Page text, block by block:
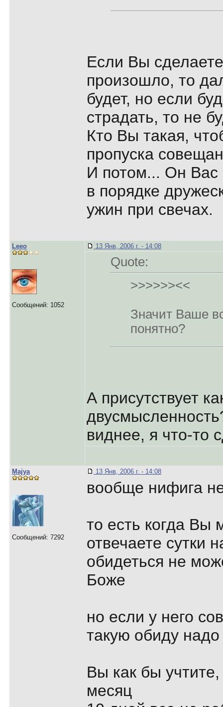
Если Вы
произошло, то
будет, но если
страдать, то не
Кто Вы такая,
пропуска
И потом... Он Вас
в порядке
ужин при свечах.
Leeo
Сообщений: 1052
13 Янв, 2006 г. - 14:08
Quote:
>>>>>><<
Значит Ваше
понятно?
А присутствует
виднее, я что-то
Majya
Сообщений: 7292
13 Янв, 2006 г. - 14:08
вообще нифига
то есть когда Вы
отвечаете сутки
обидеться не
Боже
но если у него
такую обиду
Вы как бы
месяц